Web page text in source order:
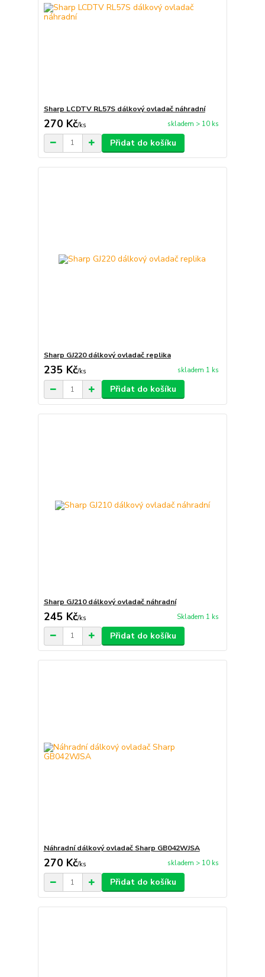
Sharp LCDTV RL57S dálkový ovladač náhradní
270 Kč/ks skladem > 10 ks
Přidat do košíku
Sharp GJ220 dálkový ovladač replika
235 Kč/ks skladem 1 ks
Přidat do košíku
Sharp GJ210 dálkový ovladač náhradní
245 Kč/ks Skladem 1 ks
Přidat do košíku
Náhradní dálkový ovladač Sharp GB042WJSA
270 Kč/ks skladem > 10 ks
Přidat do košíku